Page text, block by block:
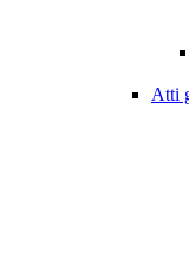
Atti